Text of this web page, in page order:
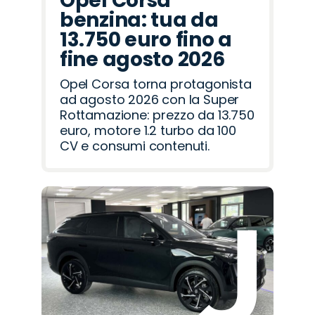
benzina: tua da
13.750 euro fino a
fine agosto 2026
Opel Corsa torna protagonista
ad agosto 2026 con la Super
Rottamazione: prezzo da 13.750
euro, motore 1.2 turbo da 100
CV e consumi contenuti.